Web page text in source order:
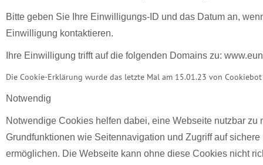
Bitte geben Sie Ihre Einwilligungs-ID und das Datum an,
Einwilligung kontaktieren.
Ihre Einwilligung trifft auf die folgenden Domains zu:
Die Cookie-Erklärung wurde das letzte Mal am 15.01.23 von
Notwendig
Notwendige Cookies helfen dabei, eine Webseite nutzbar zu
Grundfunktionen wie Seitennavigation und Zugriff auf
ermöglichen. Die Webseite kann ohne diese Cookies nicht